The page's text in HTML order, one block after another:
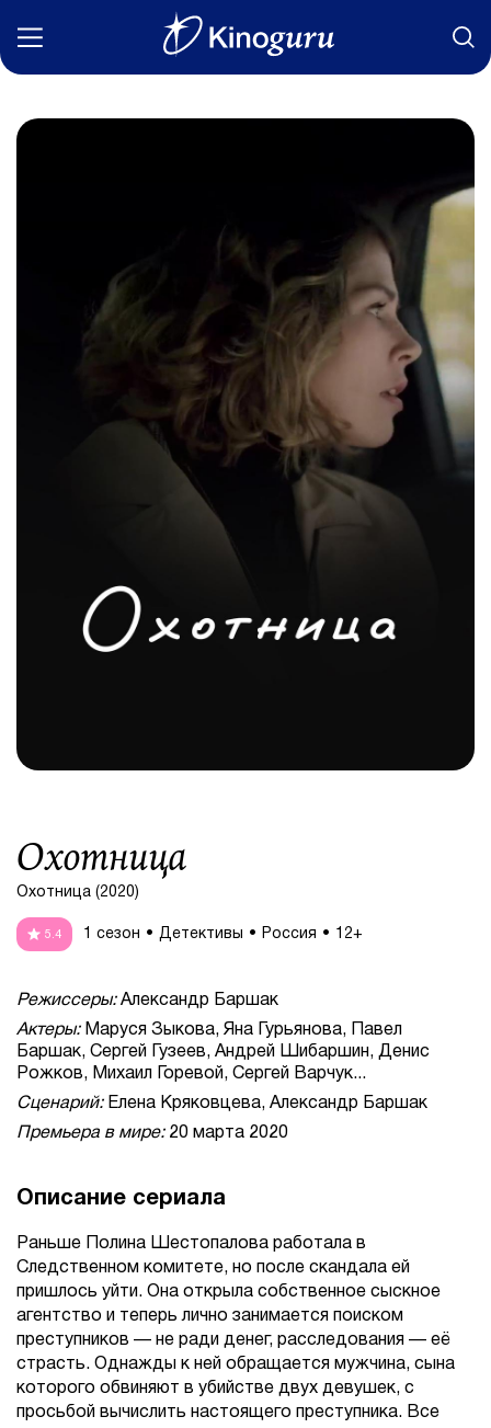
Новости
Подборки
Охотница
Охотница (2020)
5.4 1 сезон Детективы Россия 12+
Режиссеры:Александр Баршак
Актеры:Маруся Зыкова, Яна Гурьянова, Павел
Баршак, Сергей Гузеев, Андрей Шибаршин, Денис
Рожков, Михаил Горевой, Сергей Варчук...
Сценарий:Елена Кряковцева, Александр Баршак
Премьера в мире:20 марта 2020
Описание сериала
Раньше Полина Шестопалова работала в
Следственном комитете, но после скандала ей
пришлось уйти. Она открыла собственное сыскное
агентство и теперь лично занимается поиском
преступников — не ради денег, расследования — её
страсть. Однажды к ней обращается мужчина, сына
которого обвиняют в убийстве двух девушек, с
просьбой вычислить настоящего преступника. Все